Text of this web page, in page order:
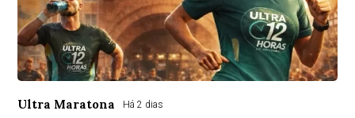
Ultra Maratona Há 2 dias